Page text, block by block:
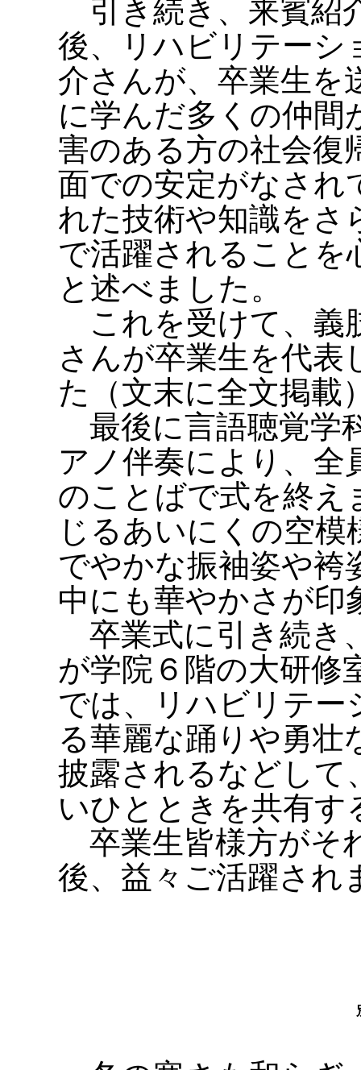
引き続き、来賓紹
後、リハビリテーシ
介さんが、卒業生を
に学んだ多くの仲間
害のある方の社会復
面での安定がなされ
れた技術や知識をさ
で活躍されることを
と述べました。
これを受けて、義
さんが卒業生を代表
た（文末に全文掲載
最後に言語聴覚学
アノ伴奏により、全
のことばで式を終え
じるあいにくの空
でやかな振袖姿や袴
中にも華やかさが印
卒業式に引き続き
が学院６階の大研修
では、リハビリテー
る華麗な踊りや勇壮
披露されるなどして
いひとときを共有
卒業生皆様方がそ
後、益々ご活躍され